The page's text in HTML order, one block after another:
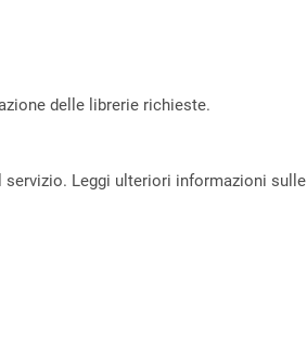
delle librerie richieste.
servizio. Leggi ulteriori informazioni sulle